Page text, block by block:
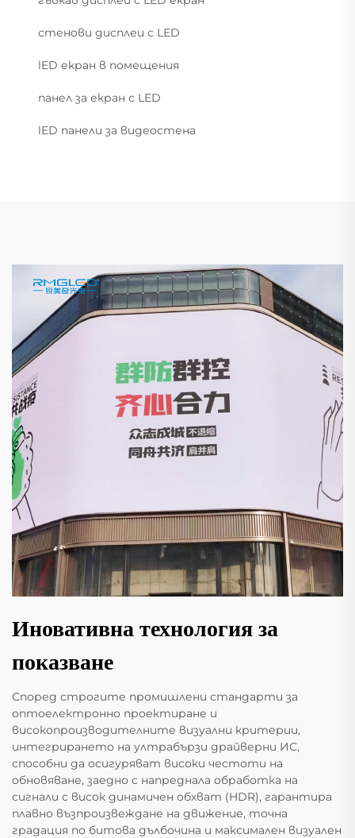
стенови дисплеи с LED
lED екран в помещения
панел за екран с LED
lED панели за видеостена
Иновативна технология за
показване
Според строгите промишлени стандарти за
оптоелектронно проектиране и
високопроизводителните визуални критерии,
интегрирането на ултрабързи драйверни ИС,
способни да осигуряват високи честоти на
обновяване, заедно с напреднала обработка на
сигнали с висок динамичен обхват (HDR), гарантира
плавно възпроизвеждане на движение, точна
градация по битова дълбочина и максимален визуален